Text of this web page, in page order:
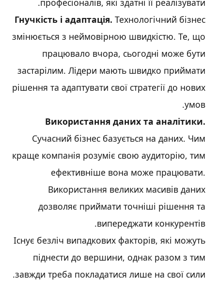
професіоналів, які здатні її реалізувати.
Гнучкість і адаптація. Технологічний бізнес
змінюється з неймовірною швидкістю. Те, що
працювало вчора, сьогодні може бути
застарілим. Лідери мають швидко приймати
рішення та адаптувати свої стратегії до нових
умов.
Використання даних та аналітики.
Сучасний бізнес базується на даних. Чим
краще компанія розуміє свою аудиторію, тим
ефективніше вона може працювати.
Використання великих масивів даних
дозволяє приймати точніші рішення та
випереджати конкурентів.
Існує безліч випадкових факторів, які можуть
піднести до вершини, однак разом з тим
завжди треба покладатися лише на свої сили.